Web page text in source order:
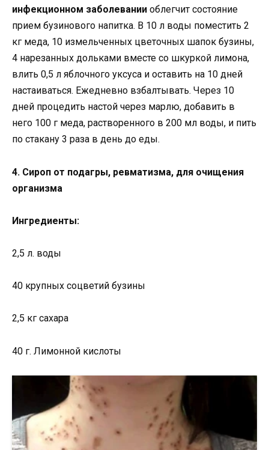
инфекционном заболевании облегчит состояние
прием бузинового напитка. В 10 л воды поместить 2
кг меда, 10 измельченных цветочных шапок бузины,
4 нарезанных дольками вместе со шкуркой лимона,
влить 0,5 л яблочного уксуса и оставить на 10 дней
настаиваться. Ежедневно взбалтывать. Через 10
дней процедить настой через марлю, добавить в
него 100 г меда, растворенного в 200 мл воды, и пить
по стакану 3 раза в день до еды.
4. Сироп от подагры, ревматизма, для очищения
организма
Ингредиенты:
2,5 л. воды
40 крупных соцветий бузины
2,5 кг сахара
40 г. Лимонной кислоты